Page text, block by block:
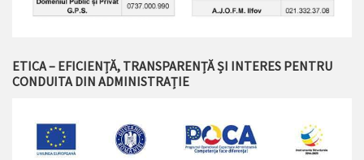
ETICA – EFICIENȚĂ, TRANSPARENȚĂ ȘI INTERES PENTRU
CONDUITA DIN ADMINISTRAȚIE